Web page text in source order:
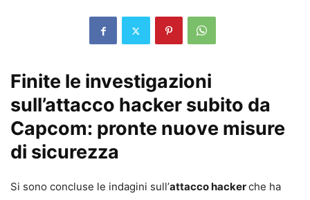
Finite le investigazioni
sull’attacco hacker subito da
Capcom: pronte nuove misure
di sicurezza
Si sono concluse le indagini sull’attacco hackerche ha